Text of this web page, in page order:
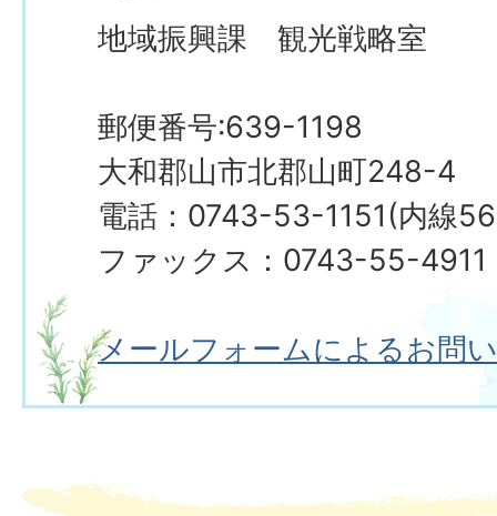
地域振興課 観光戦略室
郵便番号:639-1198
大和郡山市北郡山町248-4
電話：0743-53-1151(内線
ファックス：0743-55-4911
メールフォームによるお問